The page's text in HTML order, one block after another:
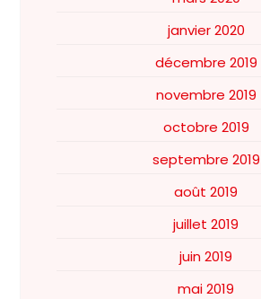
janvier 2020
décembre 2019
novembre 2019
octobre 2019
septembre 2019
août 2019
juillet 2019
juin 2019
mai 2019